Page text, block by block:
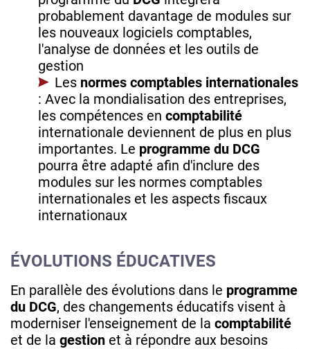
probablement davantage de modules sur
les nouveaux logiciels comptables,
l'analyse de données et les outils de
gestion
Les normes comptables internationales
: Avec la mondialisation des entreprises,
les compétences en comptabilité
internationale deviennent de plus en plus
importantes. Le programme du DCG
pourra être adapté afin d'inclure des
modules sur les normes comptables
internationales et les aspects fiscaux
internationaux
ÉVOLUTIONS ÉDUCATIVES
En parallèle des évolutions dans le programme
du DCG, des changements éducatifs visent à
moderniser l'enseignement de la comptabilité
et de la gestion et à répondre aux besoins